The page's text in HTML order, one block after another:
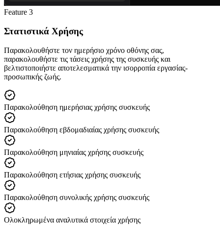
Feature 3
Στατιστικά Χρήσης
Παρακολουθήστε τον ημερήσιο χρόνο οθόνης σας,
παρακολουθήστε τις τάσεις χρήσης της συσκευής και
βελτιστοποιήστε αποτελεσματικά την ισορροπία εργασίας-
προσωπικής ζωής.
Παρακολούθηση ημερήσιας χρήσης συσκευής
Παρακολούθηση εβδομαδιαίας χρήσης συσκευής
Παρακολούθηση μηνιαίας χρήσης συσκευής
Παρακολούθηση ετήσιας χρήσης συσκευής
Παρακολούθηση συνολικής χρήσης συσκευής
Ολοκληρωμένα αναλυτικά στοιχεία χρήσης